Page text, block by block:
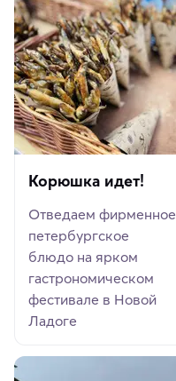
Корюшка идет!
Отведаем фирменное
петербургское
блюдо на ярком
гастрономическом
фестивале в Новой
Ладоге